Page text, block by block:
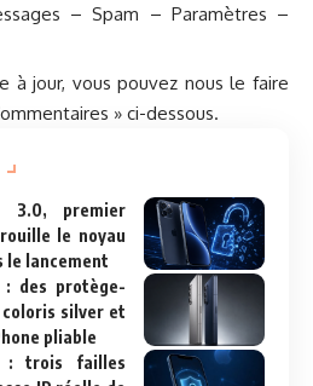
– Spam – Paramètres –
à jour, vous pouvez nous le faire
» ci-dessous.
3.0, premier
le noyau
le lancement
: des protège-
silver et
pliable
: trois failles